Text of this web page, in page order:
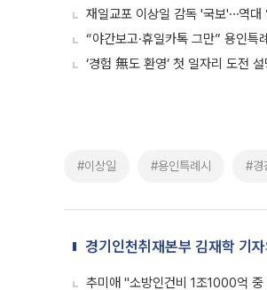
재일교포 이상일 감독 '국보'⋯역대
“야간보고·휴일카톡 그만” 용인특
‘경험 無도 환영’ 첫 일자리 도전 설
#이상일 #용인특례시 #경
경기인천취재본부 김재학 기
추미애 "소방인건비 1조1000억